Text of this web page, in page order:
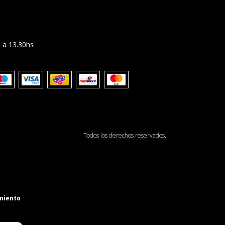
13.30hs
Todos los derechos reservados.